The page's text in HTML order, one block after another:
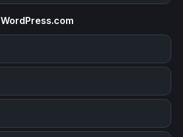
WordPress.com